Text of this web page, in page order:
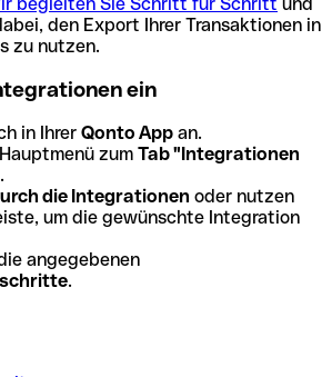
den Export Ihrer Transaktionen in
zu nutzen.
ein
in Ihrer Qonto App an.
zum Tab "Integrationen
.
die Integrationen oder nutzen
um die gewünschte Integration
angegebenen
.